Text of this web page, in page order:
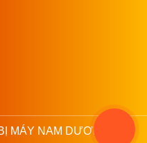
MÁY NAM DƯƠNG